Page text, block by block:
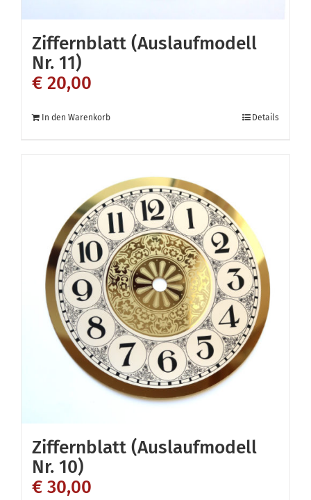
Ziffernblatt (Auslaufmodell
Nr. 11)
€ 20,00
In den Warenkorb Details
Ziffernblatt (Auslaufmodell
Nr. 10)
€ 30,00